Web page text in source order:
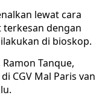
lewat cara
terkesan dengan
di bioskop.
Tanque,
CGV Mal Paris van